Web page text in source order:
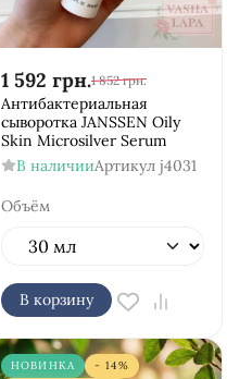
1 592 грн.1 852 грн.
Антибактериальная
сыворотка JANSSEN Oily
Skin Microsilver Serum
В наличииАртикул j4031
Объём
В корзину
НОВИНКА
- 14%